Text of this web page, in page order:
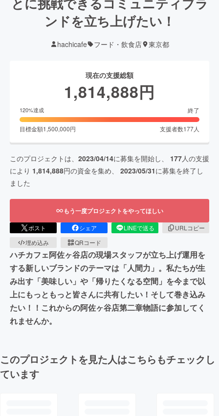
ンドを立ち上げたい！
hachicafe フード・飲食店 東京都
現在の支援総額
1,814,888円
120%達成 終了
目標金額1,500,000円 支援者数177人
このプロジェクトは、 2023/04/14に募集を開始し、 177人の支援
により 1,814,888円の資金を集め、 2023/05/31に募集を終了し
ました
もう一度プロジェクトをやってほしい
ポスト シェア LINEで送る
URLコピー
埋め込み
QRコード
ハチカフェ阿佐ヶ谷店の現場スタッフが立ち上げ運用を
する新しいブランドのテーマは「人間力」。私たちが生
み出す「美味しい」や「帰りたくなる空間」を今まで以
上にもっともっと皆さんに共有したい！そして巻き込み
たい！！これからの阿佐ヶ谷店第二章物語に参加してく
れませんか。
このプロジェクトを見た人はこちらもチェックし
ています